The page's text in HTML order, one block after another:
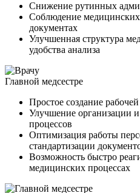
Снижение рутинных
Соблюдение медицинских
документах
Улучшенная структура
удобства анализа
Главной медсестре
Простое создание
Улучшение организации
процессов
Оптимизация работы
стандартизации
Возможность быстро
медицинских процессах